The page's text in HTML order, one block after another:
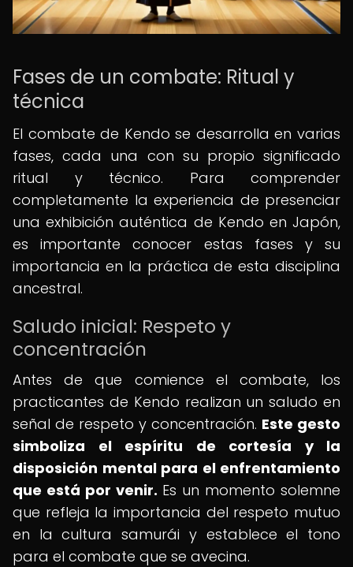
Fases de un combate: Ritual y
técnica
El combate de Kendo se desarrolla en varias
fases, cada una con su propio significado
ritual y técnico. Para comprender
completamente la experiencia de presenciar
una exhibición auténtica de Kendo en Japón,
es importante conocer estas fases y su
importancia en la práctica de esta disciplina
ancestral.
Saludo inicial: Respeto y
concentración
Antes de que comience el combate, los
practicantes de Kendo realizan un saludo en
señal de respeto y concentración. Este gesto
simboliza el espíritu de cortesía y la
disposición mental para el enfrentamiento
que está por venir. Es un momento solemne
que refleja la importancia del respeto mutuo
en la cultura samurái y establece el tono
para el combate que se avecina.